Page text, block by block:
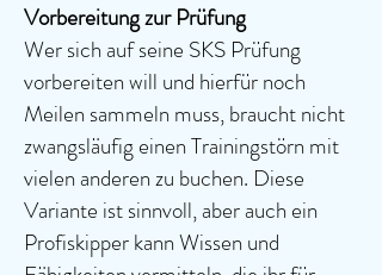
Vorbereitung zur Prüfung
Wer sich auf seine SKS Prüfung
vorbereiten will und hierfür noch
Meilen sammeln muss, braucht nicht
zwangsläufig einen Trainingstörn mit
vielen anderen zu buchen. Diese
Variante ist sinnvoll, aber auch ein
Profiskipper kann Wissen und